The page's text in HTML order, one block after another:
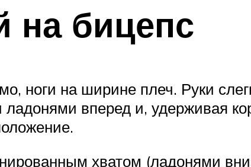
на бицепс
ноги на ширине плеч. Руки
вперед и, удерживая
хватом (ладонями